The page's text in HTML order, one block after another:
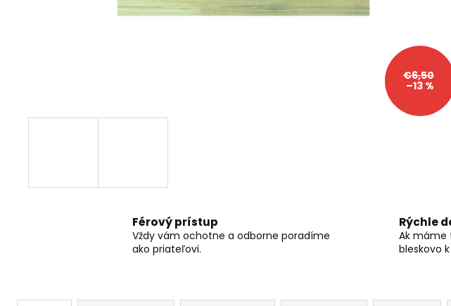
€6,50
–13 %
Férový prístup
Vždy vám ochotne a odborne poradíme
ako priateľovi.
Rýchle
Ak máme
bleskovo
RC DRIFTOVACIE AUTO HB-DRIFT CAR RC DRIFTOVACIE AUTO
A05